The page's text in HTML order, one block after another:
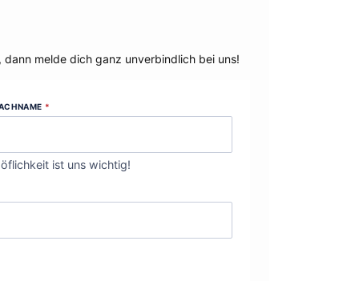
melde dich ganz unverbindlich bei uns!
*
ist uns wichtig!